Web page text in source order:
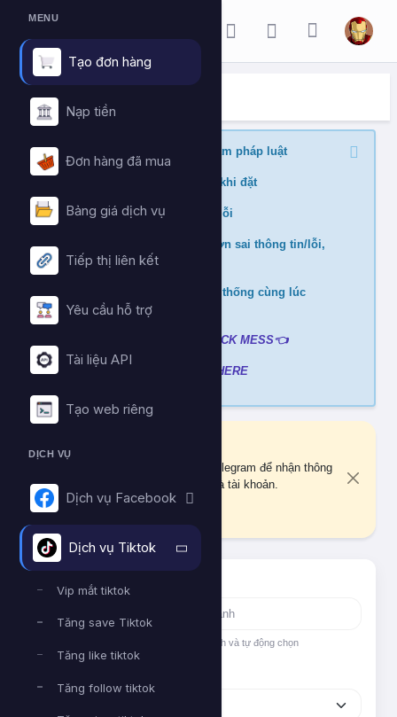
MENU
Tạo đơn hàng
Nạp tiền
Đơn hàng đã mua
Bảng giá dịch vụ
Tiếp thị liên kết
Yêu cầu hỗ trợ
Tài liệu API
Tạo web riêng
DỊCH VỤ
Dịch vụ Facebook
Dịch vụ Tiktok
Vip mắt tiktok
Tăng save Tiktok
Tăng like tiktok
Tăng follow tiktok
ĐẶT HÀNG DỊCH VỤ
Trang chủ Đặt hàng dịch vụ
Nghiêm cấm buff nội dung vi phạm pháp luật
Kiểm tra min/max quantity trước khi đặt
Đảm bảo link chính xác để tránh lỗi
Không hỗ trợ và hoàn tiền nếu đơn sai thông tin/lỗi,
cài đè đơn
Không xử lý nếu mua ở nhiều hệ thống cùng lúc
tránh hao hụt số dư
CLICK MESS👈
Xem video hướng dẫn CLICK HERE
Bạn chưa liên kết tài khoản Telegram để nhận thông
báo quan trọng về đơn hàng và tài khoản.
Tìm nhanh dịch vụ
Nhập tên hoặc ID dịch vụ để tìm kiếm nhanh và tự động chọn